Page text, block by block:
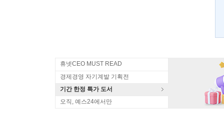
휴넷CEO MUST READ
경제경영 자기계발 기획전
기간 한정 특가 도서
오직, 예스24에서만